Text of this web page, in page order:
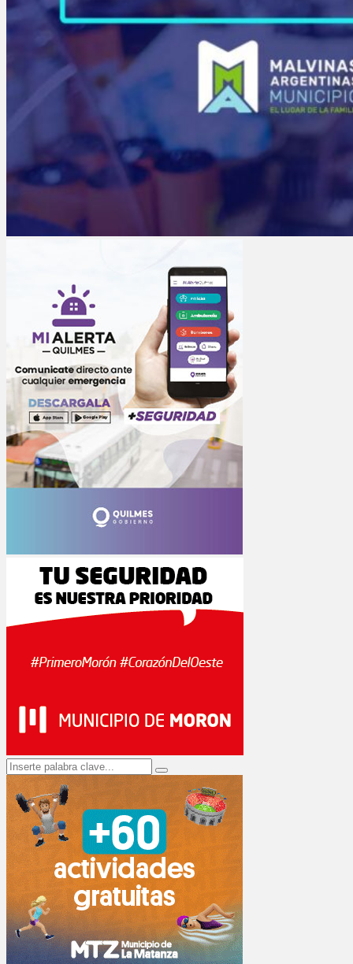
Search
for:
Search